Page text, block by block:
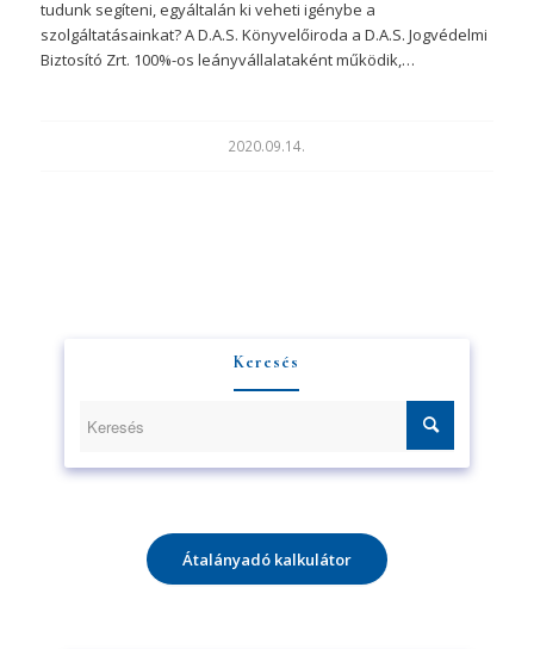
tudunk segíteni, egyáltalán ki veheti igénybe a
szolgáltatásainkat? A D.A.S. Könyvelőiroda a D.A.S. Jogvédelmi
Biztosító Zrt. 100%-os leányvállalataként működik,…
2020.09.14.
Keresés
Átalányadó kalkulátor